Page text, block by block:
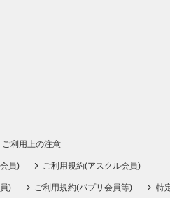
ご利用上の注意
員) ご利用規約(アスクル会員)
) ご利用規約(パプリ会員等) 特